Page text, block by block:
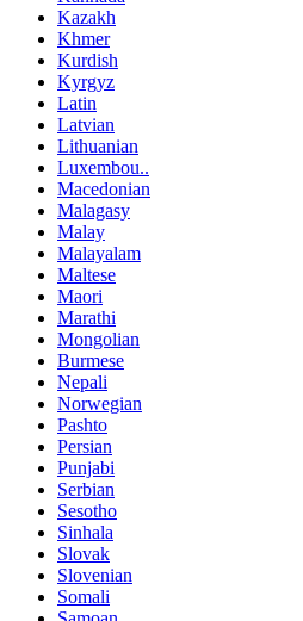
Kazakh
Khmer
Kurdish
Kyrgyz
Latin
Latvian
Lithuanian
Luxembou..
Macedonian
Malagasy
Malay
Malayalam
Maltese
Maori
Marathi
Mongolian
Burmese
Nepali
Norwegian
Pashto
Persian
Punjabi
Serbian
Sesotho
Sinhala
Slovak
Slovenian
Somali